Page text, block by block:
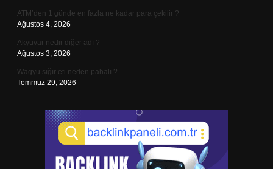
ATM’den 1 günde en fazla ne kadar para çekilir ?
Ağustos 4, 2026
Akyuvar nedir diğer adı ?
Ağustos 3, 2026
Wagyu sığır eti neden pahalı ?
Temmuz 29, 2026